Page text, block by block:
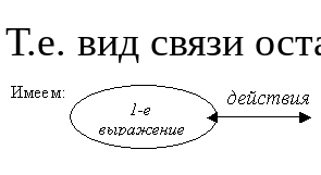
Т.е. вид связи